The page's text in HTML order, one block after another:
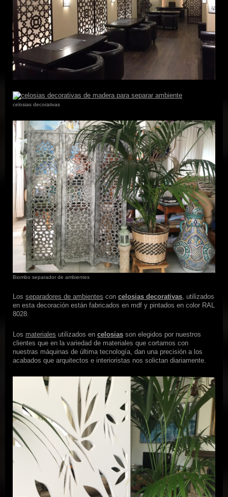
celosias decorativas
Biombo separador de ambientes
Los separadores de ambientes con celosias decorativas, utilizados
en esta decoración están fabricados en mdf y pintados en color RAL
8028.
Los materiales utilizados en celosias son elegidos por nuestros
clientes que en la variedad de materiales que cortamos con
nuestras máquinas de última tecnología, dan una precisión a los
acabados que arquitectos e interioristas nos solictan diariamente.